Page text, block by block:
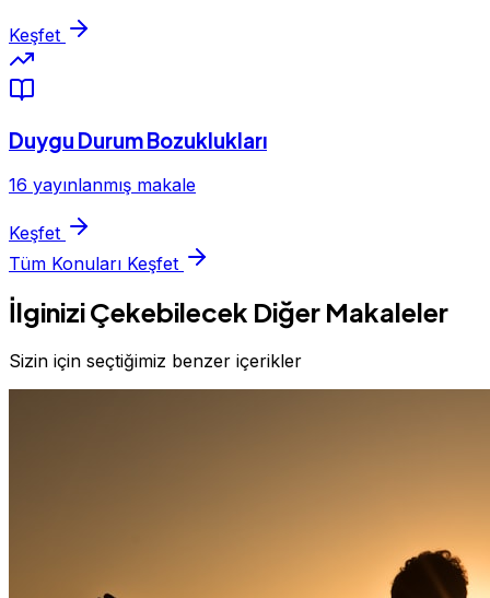
Keşfet
Duygu Durum Bozuklukları
16 yayınlanmış makale
Keşfet
Tüm Konuları Keşfet
İlginizi Çekebilecek Diğer Makaleler
Sizin için seçtiğimiz benzer içerikler